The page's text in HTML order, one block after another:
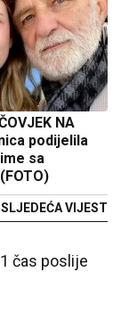
NA
podijelila
sa
SLJEDEĆA VIJEST
čas poslije